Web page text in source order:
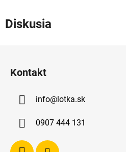
Diskusia
Kontakt
info@lotka.sk
0907 444 131